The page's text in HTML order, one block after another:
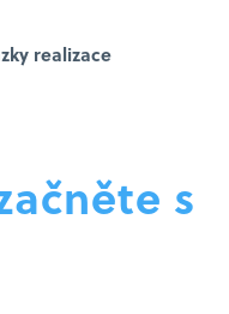
realizace
s